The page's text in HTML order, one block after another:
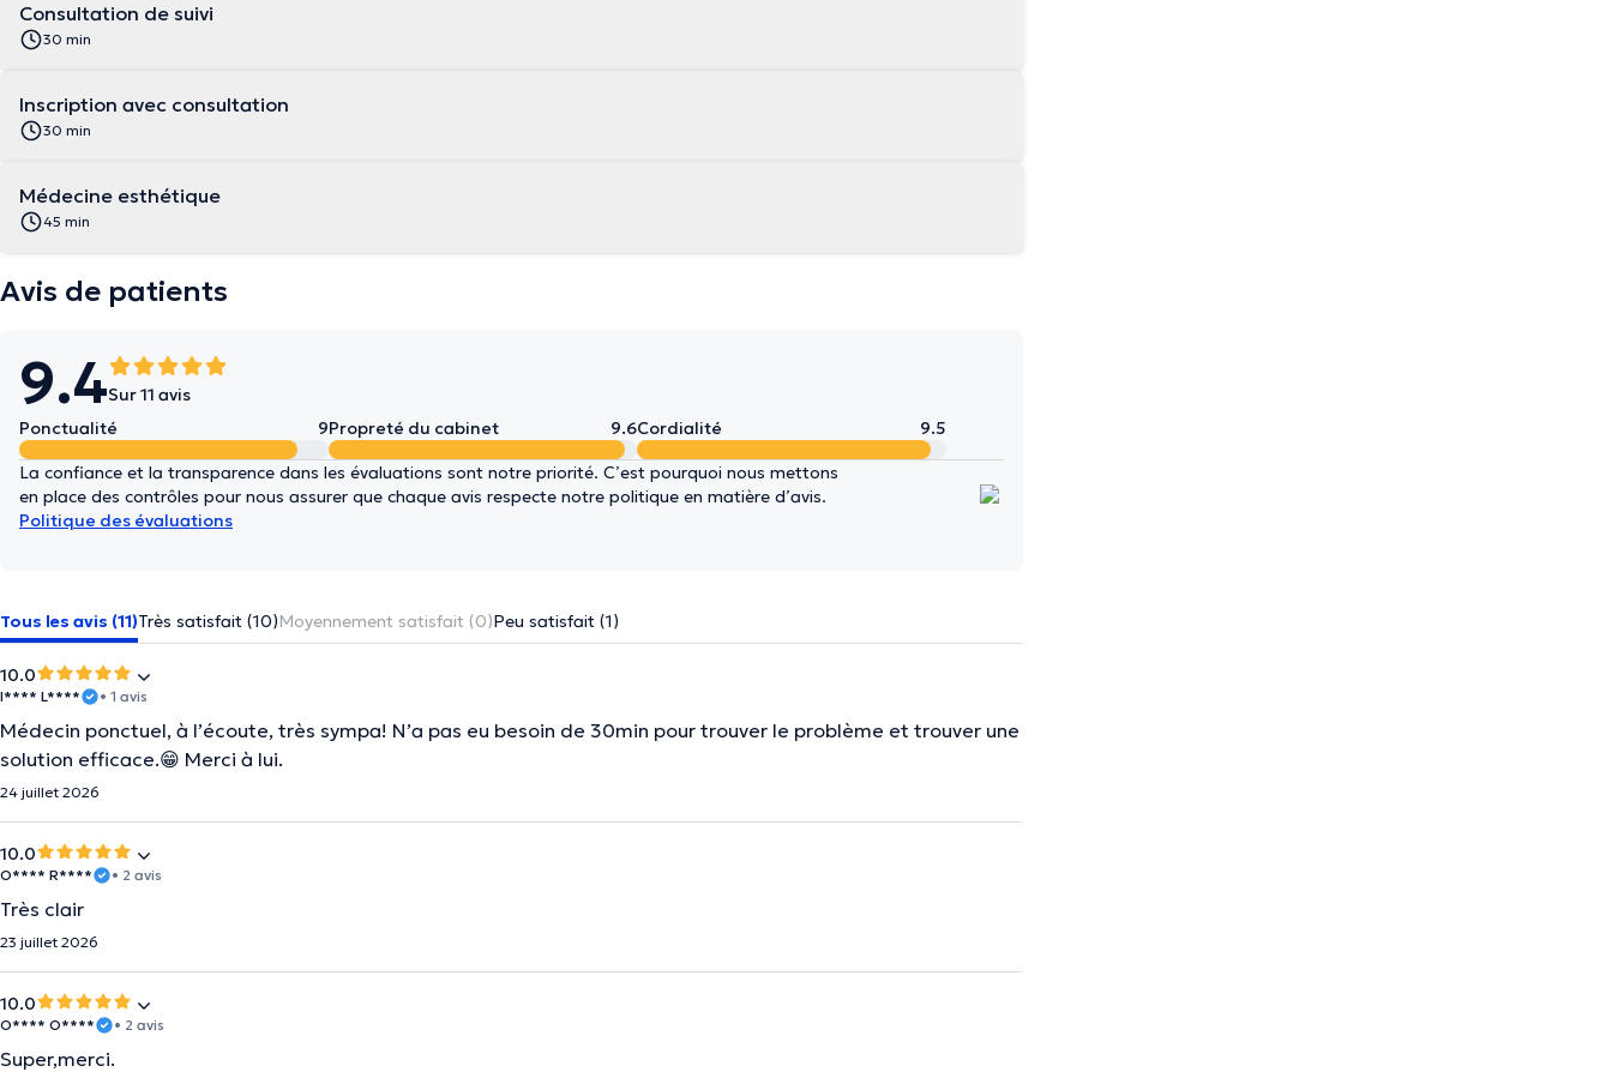
Consultation de suivi
30 min
Inscription avec consultation
30 min
Médecine esthétique
45 min
Avis de patients
9.4Sur 11 avis
Ponctualité
9Propreté du cabinet 9.6Cordialité 9.5
La confiance et la transparence dans les évaluations sont notre priorité. C’est pourquoi nous mettons
en place des contrôles pour nous assurer que chaque avis respecte notre politique en matière d’avis.
Politique des évaluations
Tous les avis (11)Très satisfait (10)Moyennement satisfait (0)Peu satisfait (1)
10.0
I**** L**** • 1 avis
Médecin ponctuel, à l’écoute, très sympa! N’a pas eu besoin de 30min pour trouver le problème et trouver une
solution efficace.😁 Merci à lui.
24 juillet 2026
10.0
O**** R**** • 2 avis
Très clair
23 juillet 2026
10.0
O**** O**** • 2 avis
Super,merci.